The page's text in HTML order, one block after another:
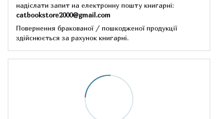
надіслати запит на електронну пошту книгарні:
catbookstore2000@gmail.com
Повернення бракованої / пошкодженої продукції
здійснюється за рахунок книгарні.